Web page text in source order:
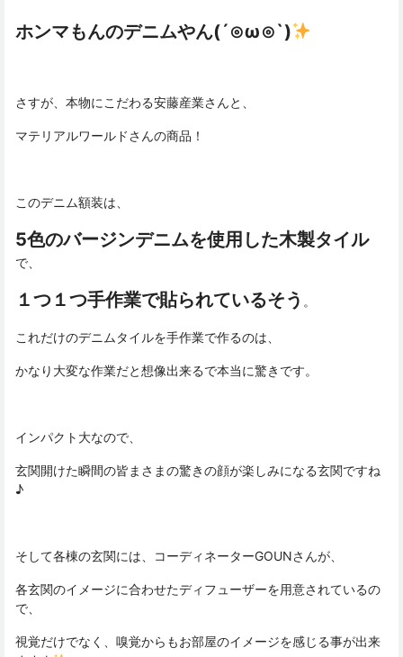
ホンマもんのデニムやん(´⊙ω⊙`)
さすが、本物にこだわる安藤産業さんと、
マテリアルワールドさんの商品！
このデニム額装は、
5色のバージンデニムを使用した木製タイル
で、
１つ１つ手作業で貼られているそう 。
これだけのデニムタイルを手作業で作るのは、
かなり大変な作業だと想像出来るで本当に驚きです。
インパクト大なので、
玄関開けた瞬間の皆まさまの驚きの顔が楽しみになる玄関ですね
♪
そして各棟の玄関には、コーディネーターGOUNさんが、
各玄関のイメージに合わせたディフューザーを用意されているの
で、
視覚だけでなく、嗅覚からもお部屋のイメージを感じる事が出来